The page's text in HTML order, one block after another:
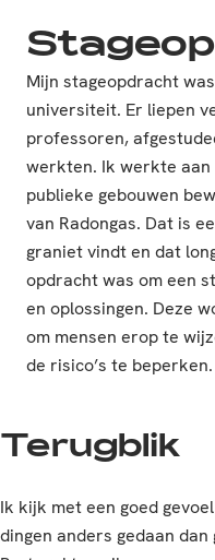
Mijn stageopdracht
universiteit. Er liepen
professoren,
werkten. Ik werkte aan
publieke gebouwen
van Radongas. Dat is
graniet vindt en dat
opdracht was om een
en oplossingen. Deze
om mensen erop te
de risico’s te beperken.
Terugblik
Ik kijk met een goed
dingen anders gedaan